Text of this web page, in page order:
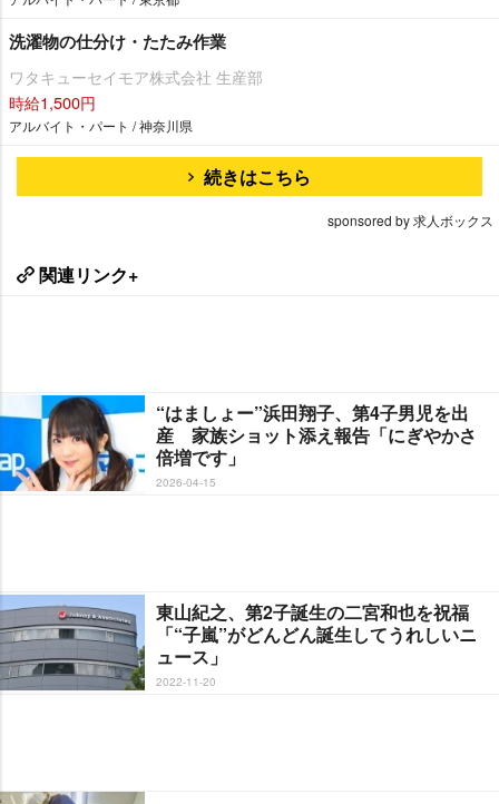
洗濯物の仕分け・たたみ作業
ワタキューセイモア株式会社 生産部
時給1,500円
アルバイト・パート / 神奈川県
続きはこちら
sponsored by 求人ボックス
関連リンク+
“はましょー”浜田翔子、第4子男児を出
産 家族ショット添え報告「にぎやかさ
倍増です」
2026-04-15
東山紀之、第2子誕生の二宮和也を祝福
「“子嵐”がどんどん誕生してうれしいニ
ュース」
2022-11-20